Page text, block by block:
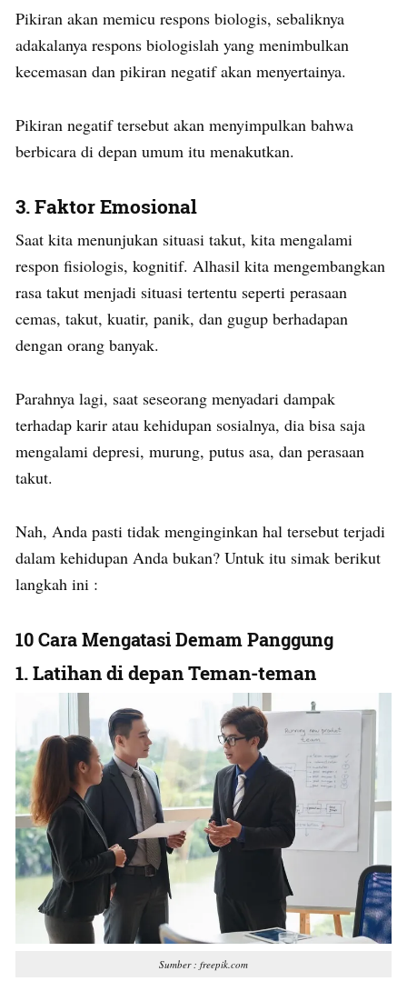
Pikiran akan memicu respons biologis, sebaliknya
adakalanya respons biologislah yang menimbulkan
kecemasan dan pikiran negatif akan menyertainya.
Pikiran negatif tersebut akan menyimpulkan bahwa
berbicara di depan umum itu menakutkan.
3. Faktor Emosional
Saat kita menunjukan situasi takut, kita mengalami
respon fisiologis, kognitif. Alhasil kita mengembangkan
rasa takut menjadi situasi tertentu seperti perasaan
cemas, takut, kuatir, panik, dan gugup berhadapan
dengan orang banyak.
Parahnya lagi, saat seseorang menyadari dampak
terhadap karir atau kehidupan sosialnya, dia bisa saja
mengalami depresi, murung, putus asa, dan perasaan
takut.
Nah, Anda pasti tidak menginginkan hal tersebut terjadi
dalam kehidupan Anda bukan? Untuk itu simak berikut
langkah ini :
10 Cara Mengatasi Demam Panggung
1. Latihan di depan Teman-teman
Sumber : freepik.com